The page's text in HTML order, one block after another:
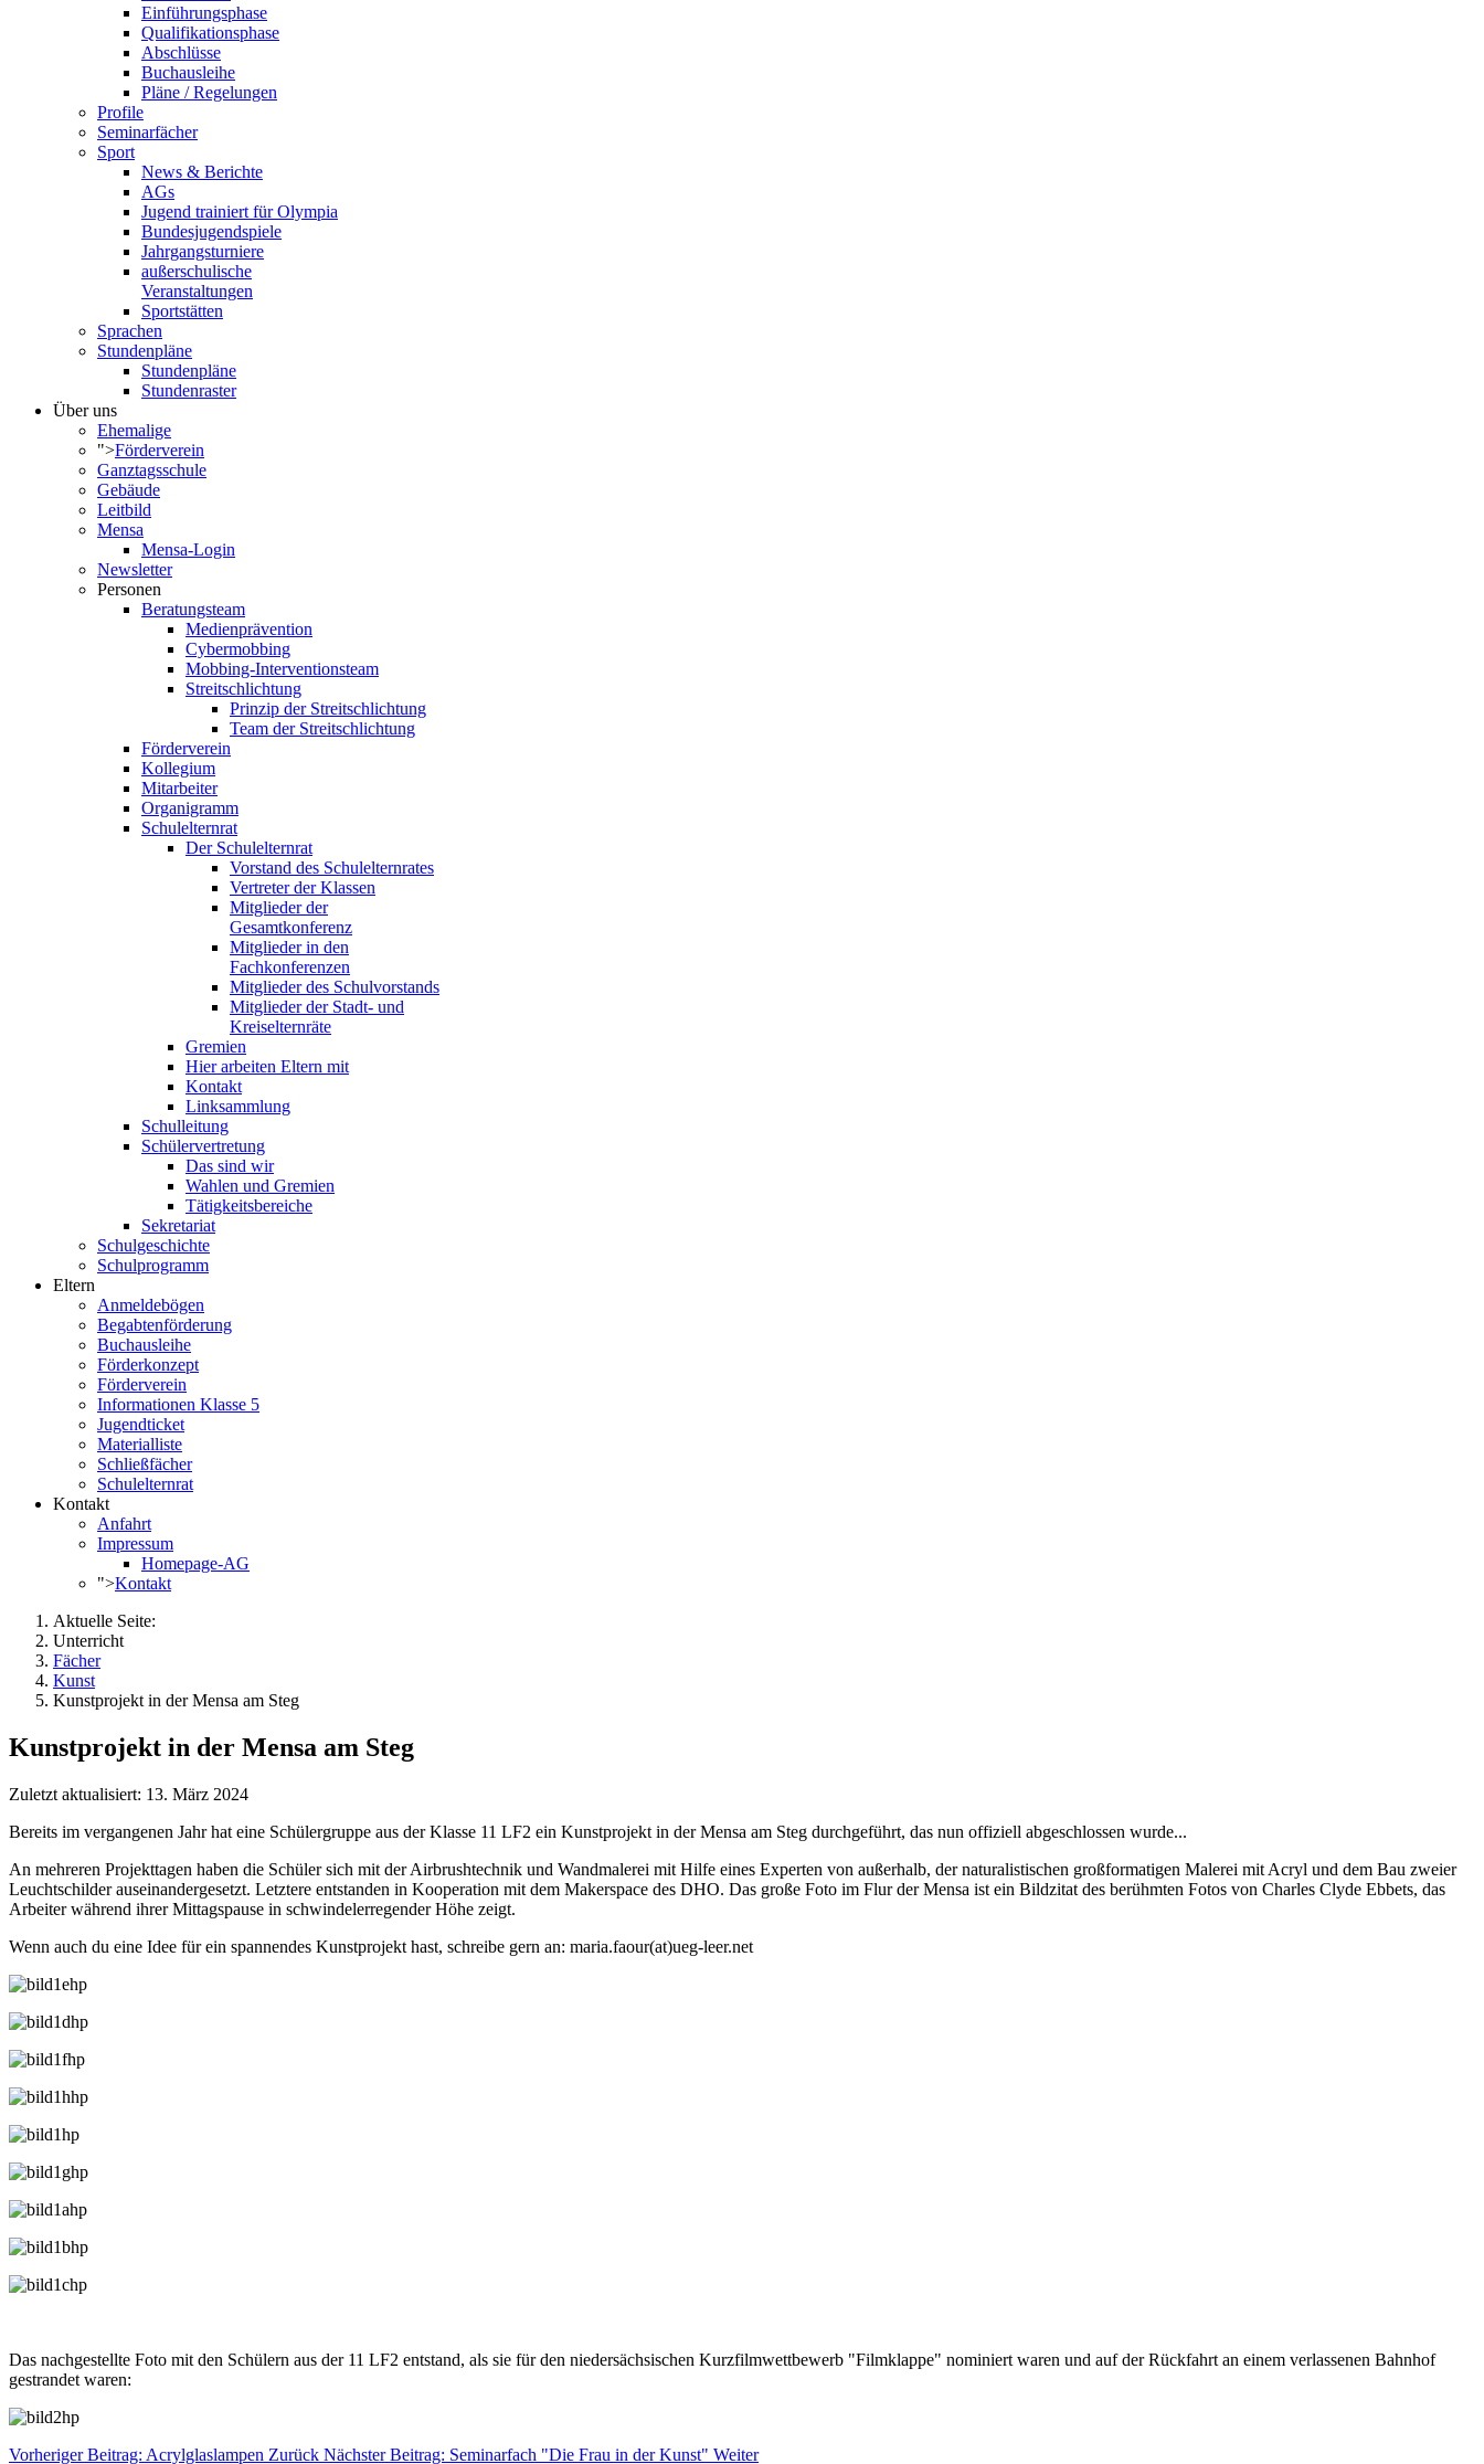
Einführungsphase
Qualifikationsphase
Abschlüsse
Buchausleihe
Pläne / Regelungen
Profile
Seminarfächer
Sport
News & Berichte
AGs
Jugend trainiert für Olympia
Bundesjugendspiele
Jahrgangsturniere
außerschulische
Veranstaltungen
Sportstätten
Sprachen
Stundenpläne
Stundenpläne
Stundenraster
Über uns
Ehemalige
">Förderverein
Ganztagsschule
Gebäude
Leitbild
Mensa
Mensa-Login
Newsletter
Personen
Beratungsteam
Medienprävention
Cybermobbing
Mobbing-Interventionsteam
Streitschlichtung
Prinzip der Streitschlichtung
Team der Streitschlichtung
Förderverein
Kollegium
Mitarbeiter
Organigramm
Schulelternrat
Der Schulelternrat
Vorstand des Schulelternrates
Vertreter der Klassen
Mitglieder der
Gesamtkonferenz
Mitglieder in den
Fachkonferenzen
Mitglieder des Schulvorstands
Mitglieder der Stadt- und
Kreiselternräte
Gremien
Hier arbeiten Eltern mit
Kontakt
Linksammlung
Schulleitung
Schülervertretung
Das sind wir
Wahlen und Gremien
Tätigkeitsbereiche
Sekretariat
Schulgeschichte
Schulprogramm
Eltern
Anmeldebögen
Begabtenförderung
Buchausleihe
Förderkonzept
Förderverein
Informationen Klasse 5
Jugendticket
Materialliste
Schließfächer
Schulelternrat
Kontakt
Anfahrt
Impressum
Homepage-AG
">Kontakt
Aktuelle Seite:
Unterricht
Fächer
Kunst
Kunstprojekt in der Mensa am Steg
Kunstprojekt in der Mensa am Steg
Zuletzt aktualisiert: 13. März 2024
Bereits im vergangenen Jahr hat eine Schülergruppe aus der Klasse 11 LF2 ein Kunstprojekt in der Mensa am Steg durchgeführt, das nun offiziell abgeschlossen wurde...
An mehreren Projekttagen haben die Schüler sich mit der Airbrushtechnik und Wandmalerei mit Hilfe eines Experten von außerhalb, der naturalistischen großformatigen Malerei mit Acryl und dem Bau zweier
Leuchtschilder auseinandergesetzt. Letztere entstanden in Kooperation mit dem Makerspace des DHO. Das große Foto im Flur der Mensa ist ein Bildzitat des berühmten Fotos von Charles Clyde Ebbets, das
Arbeiter während ihrer Mittagspause in schwindelerregender Höhe zeigt.
Wenn auch du eine Idee für ein spannendes Kunstprojekt hast, schreibe gern an: maria.faour(at)ueg-leer.net
Das nachgestellte Foto mit den Schülern aus der 11 LF2 entstand, als sie für den niedersächsischen Kurzfilmwettbewerb "Filmklappe" nominiert waren und auf der Rückfahrt an einem verlassenen Bahnhof
gestrandet waren:
Vorheriger Beitrag: Acrylglaslampen Zurück Nächster Beitrag: Seminarfach "Die Frau in der Kunst" Weiter